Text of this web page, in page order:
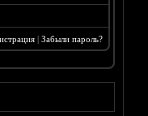
| Забыли пароль?